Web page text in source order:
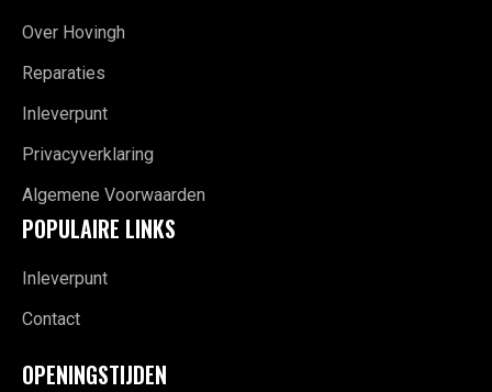
Over Hovingh
Reparaties
Inleverpunt
Privacyverklaring
Algemene Voorwaarden
POPULAIRE LINKS
Inleverpunt
Contact
OPENINGSTIJDEN